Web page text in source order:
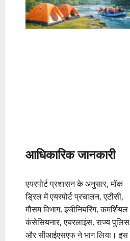
आधिकारिक जानकारी
एयरपोर्ट प्रशासन के अनुसार, मॉक
ड्रिल में एयरपोर्ट प्रचालन, एटीसी,
मौसम विभाग, इंजीनियरिंग, कमर्शियल
कंसेसियनार, एयरलाइंस, राज्य पुलिस
और सीआईएसएफ ने भाग लिया। इस